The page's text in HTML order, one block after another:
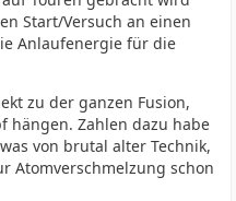
Start/Versuch an einen
Anlaufenergie für die
zu der ganzen Fusion,
hängen. Zahlen dazu habe
von brutal alter Technik,
Atomverschmelzung schon